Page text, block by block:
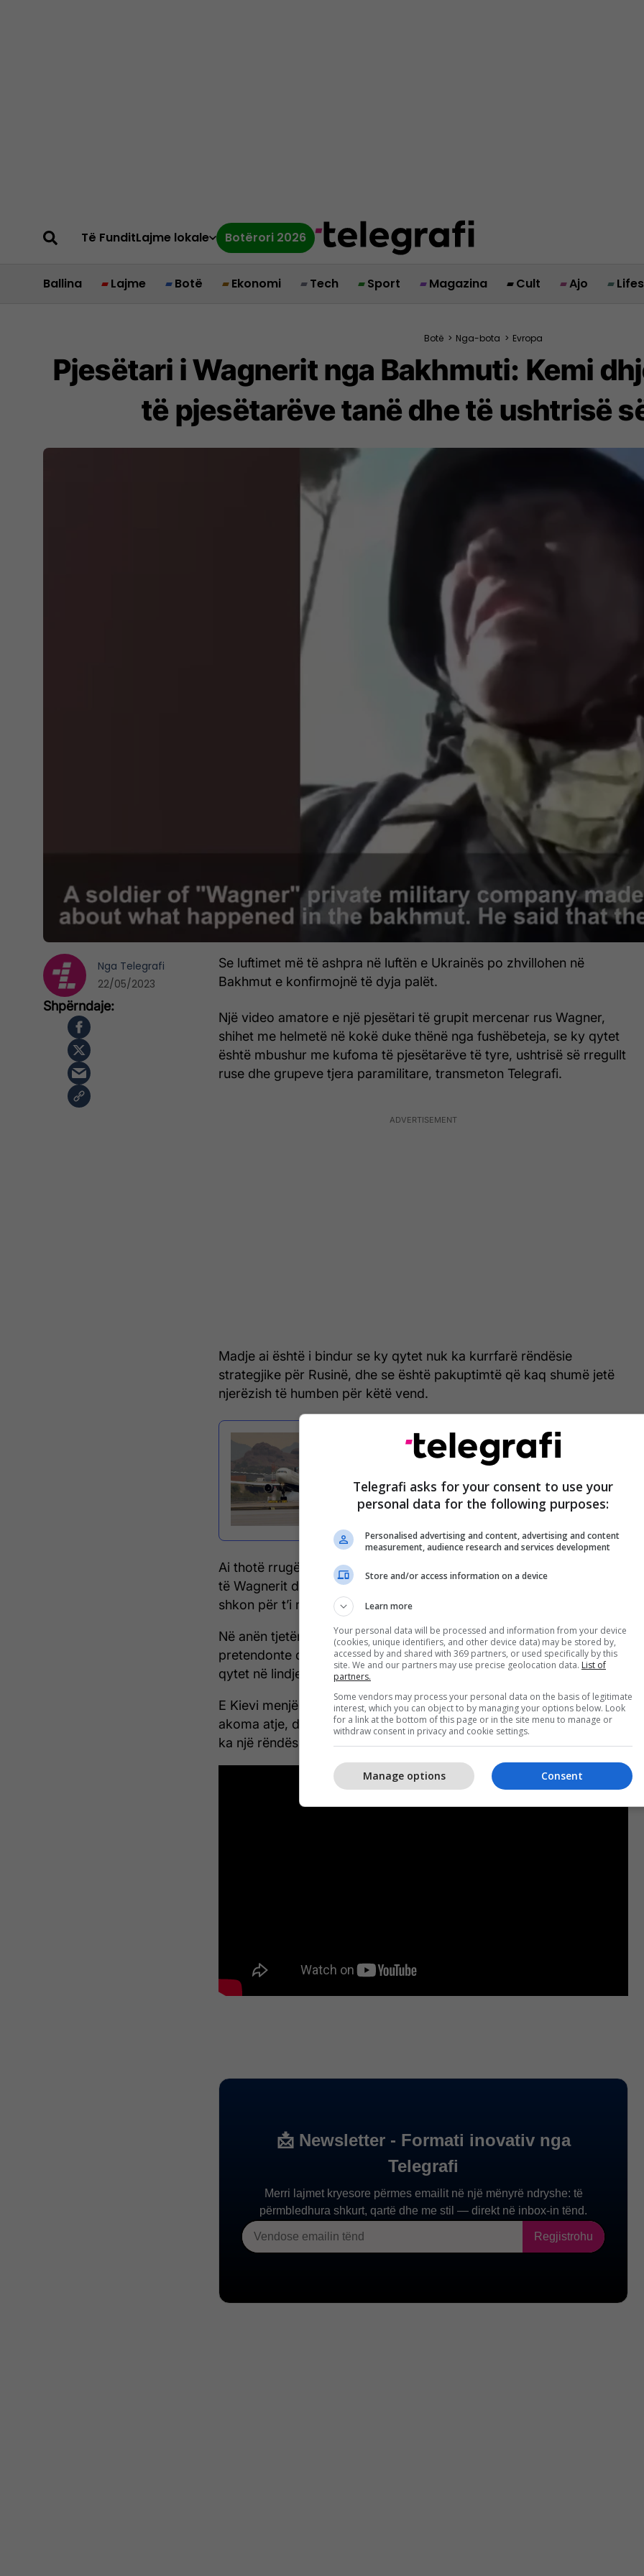
Të FunditLajme lokale Botërori 2026
Ballina Lajme Botë Ekonomi Tech Sport Magazina Cult Ajo
Botë > Nga-bota > Evropa
Pjesëtari i Wagnerit nga Bakhmuti: Kemi
të pjesëtarëve tanë dhe të ushtrisë
Se luftimet më të ashpra në luftën e Ukrainës po zhvillohen në
Bakhmut e konfirmojnë të dyja palët.
Një video amatore e një pjesëtari të grupit mercenar rus Wagner,
shihet me helmetë në kokë duke thënë nga fushëbeteja, se ky qytet
është mbushur me kufoma të pjesëtarëve të tyre, ushtrisë së rregullt
ruse dhe grupeve tjera paramilitare, transmeton Telegrafi.
Madje ai është i bindur se ky qytet nuk ka kurrfarë rëndësie
strategjike për Rusinë, dhe se është pakuptimtë që kaq shumë jetë
njerëzish të humben për këtë vend.
Vdekje tjetër misterioze e një
politikani në Rusi, kritikoi luftën në
Ukrainë - ndërron jetë në aeroplan
Ai thotë rrugët e Bakhmutit janë mbushur me dhjetëra mijëra kufoma
të Wagnerit dhe ushtrisë së rregullt ruse, që sipas tij askush nuk po
shkon për t’i mbledhur.
Në anën tjetër, kreu i këtij grupi famëkeq Yevgeny Prigozhin,
pretendonte ditë më parë se kanë arritur të marrin nën kontroll këtë
qytet në lindje të Ukrainës.
E Kievi menjëherë reagoi duke thënë se ushtarët ukrainas gjenden
akoma atje, dhe se rusët nuk e kanë pushtuar këtë qytet që për ta
ka një rëndësi të madhe. /Telegrafi/
Nga Telegrafi
22/05/2023
Telegrafi asks for your consent to use your
personal data for the following purposes:
Personalised advertising and content, advertising and content
measurement, audience research and services development
Store and/or access information on a device
Learn more
Your personal data will be processed and information from your device
(cookies, unique identifiers, and other device data) may be stored by,
accessed by and shared with 369 partners, or used specifically by this
site. We and our partners may use precise geolocation data. List of
partners.
Some vendors may process your personal data on the basis of legitimate
interest, which you can object to by managing your options below. Look
for a link at the bottom of this page or in the site menu to manage or
withdraw consent in privacy and cookie settings.
Consent
Manage options